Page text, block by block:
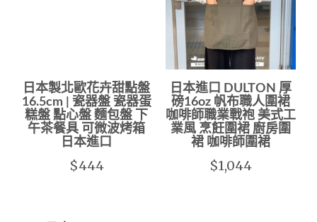
日本製北歐花卉甜點盤
16.5cm | 瓷器盤 瓷器蛋
糕盤 點心盤 麵包盤 下
午茶餐具 可微波烤箱
日本進口
$444
日本進口 DULTON 厚
磅16oz 帆布職人圍裙
咖啡師職業戰袍 美式工
業風 烹飪圍裙 廚房圍
裙 咖啡師圍裙
$1,044